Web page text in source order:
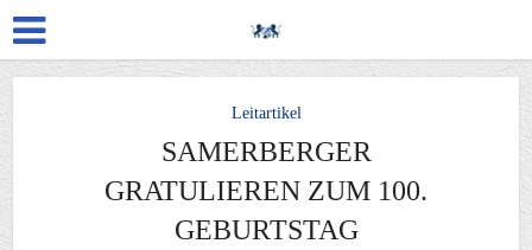
Leitartikel
SAMERBERGER
GRATULIEREN ZUM 100.
GEBURTSTAG